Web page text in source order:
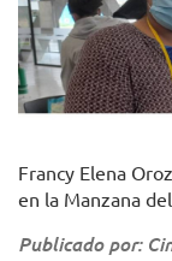
Francy Elena
en la Manzana
Publicado por: